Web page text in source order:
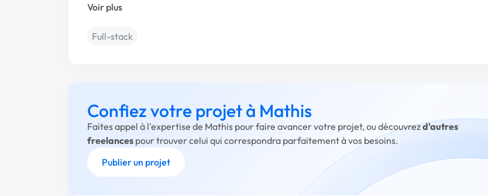
Voir plus
Full-stack
Confiez votre projet à Mathis
Faites appel à l'expertise de Mathis pour faire avancer votre projet, ou découvrezd'autres
freelances pour trouver celui qui correspondra parfaitement à vos besoins.
Publier un projet